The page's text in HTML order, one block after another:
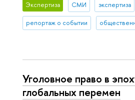
Экспертиза СМИ экспертиза
репортаж о событии
Уголовное право в
глобальных перемен